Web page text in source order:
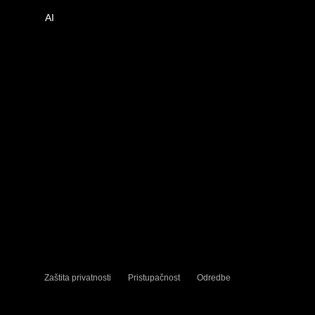
AI
Zaštita privatnosti Pristupačnost Odredbe